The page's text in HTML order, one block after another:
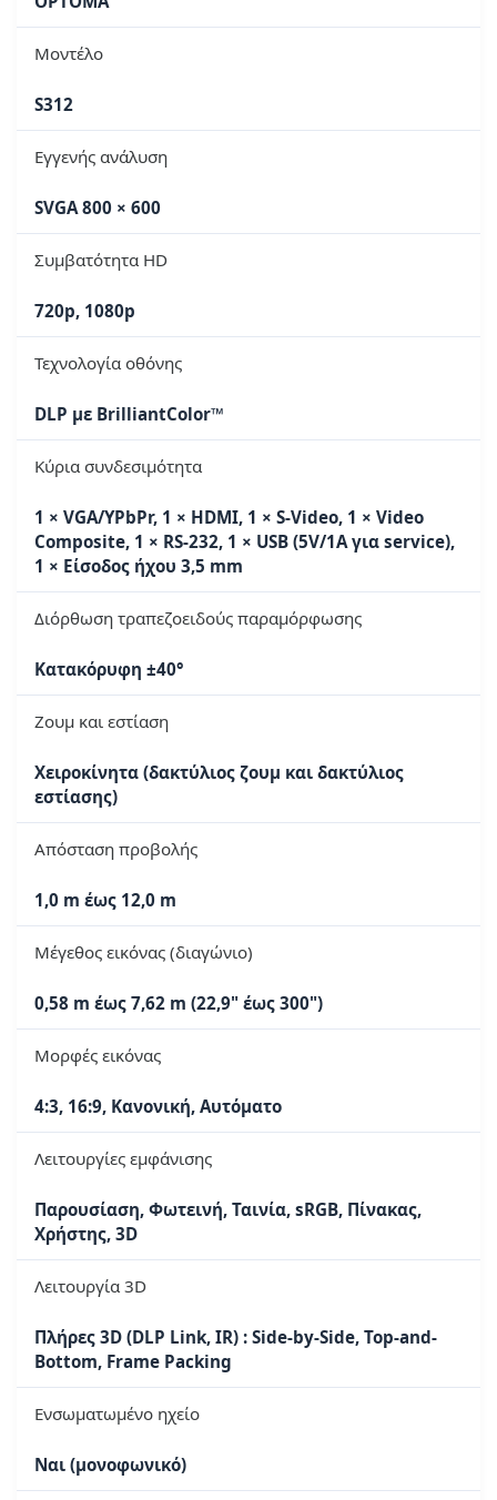
Μοντέλο
S312
Εγγενής ανάλυση
SVGA 800 × 600
Συμβατότητα HD
720p, 1080p
Τεχνολογία οθόνης
DLP με BrilliantColor™
Κύρια συνδεσιμότητα
1 × VGA/YPbPr, 1 × HDMI, 1 × S-Video, 1 × Video
Composite, 1 × RS-232, 1 × USB (5V/1A για service),
1 × Είσοδος ήχου 3,5 mm
Διόρθωση τραπεζοειδούς παραμόρφωσης
Κατακόρυφη ±40°
Ζουμ και εστίαση
Χειροκίνητα (δακτύλιος ζουμ και δακτύλιος
εστίασης)
Απόσταση προβολής
1,0 m έως 12,0 m
Μέγεθος εικόνας (διαγώνιο)
0,58 m έως 7,62 m (22,9" έως 300")
Μορφές εικόνας
4:3, 16:9, Κανονική, Αυτόματο
Λειτουργίες εμφάνισης
Παρουσίαση, Φωτεινή, Ταινία, sRGB, Πίνακας,
Χρήστης, 3D
Λειτουργία 3D
Πλήρες 3D (DLP Link, IR) : Side-by-Side, Top-and-
Bottom, Frame Packing
Ενσωματωμένο ηχείο
Ναι (μονοφωνικό)